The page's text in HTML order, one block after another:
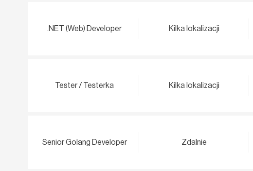
.NET (Web) Developer Kilka lokalizacji
Tester / Testerka Kilka lokalizacji
Senior Golang Developer Zdalnie